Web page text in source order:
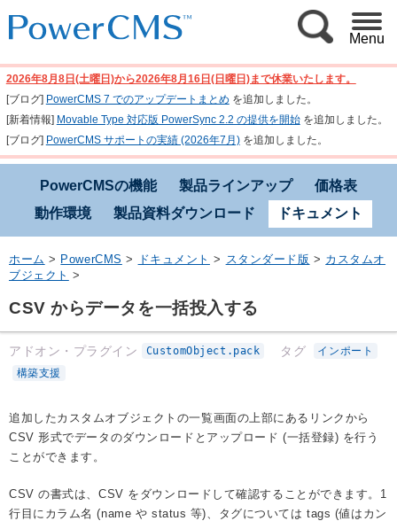
Menu
2026年8月8日(土曜日)から2026年8月16日(日曜日)まで休業いたします。
[ブログ] PowerCMS 7 でのアップデートまとめ を追加しました。
[新着情報] Movable Type 対応版 PowerSync 2.2 の提供を開始を追加しました。
[ブログ] PowerCMS サポートの実績 (2026年7月)を追加しました。
PowerCMSの機能 製品ラインアップ
価格表
動作環境
製品資料ダウンロード ドキュメント
ホーム > PowerCMS > ドキュメント > スタンダード版 > カスタムオ
ブジェクト >
CSV からデータを一括投入する
アドオン・プラグイン CustomObject.pack タグ
インポート
構築支援
追加したカスタムオブジェクトの一覧画面の上部にあるリンクから
CSV 形式でデータのダウンロードとアップロード (一括登録) を行う
ことができます。
CSV の書式は、CSV をダウンロードして確認することができます。1
行目にカラム名 (name や status 等)、タグについては tags (値はカン